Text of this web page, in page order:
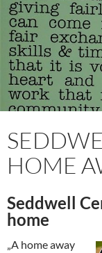
HOME
Seddwell
home
„A home away